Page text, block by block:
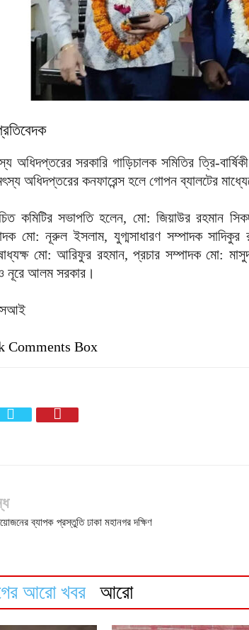
অধিদপ্তরের সরকারি গাড়িচালক সমিতির ত্রি-
অধিদপ্তরের কনফারেন্স হলে গোপন ব্যালটের
কমিটির সভাপতি হলেন, মো: জিয়াউর রহমান
মো: নূরুল ইসলাম, যুগ্মসাধারণ সম্পাদক
মো: আরিফুর রহমান, প্রচার সম্পাদক মো: মাসুদ
নূরে আলম সরকার।
Comments Box
ব্যাপক প্রস্তুতি ঢাকা মহানগর দক্ষিণ
আরো খবর আরো